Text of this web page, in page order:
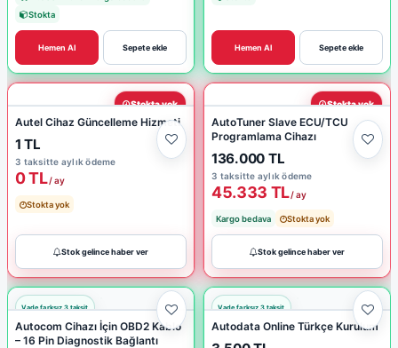
Stokta
Sepete ekle
Hemen Al Sepete ekle
Hemen Al
Stokta yok
Autel Cihaz Güncelleme Hizmeti
1 TL
3 taksitte aylık ödeme
0 TL/ ay
Stokta yok
Stok gelince haber ver
Stokta yok
AutoTuner Slave ECU/TCU
Programlama Cihazı
136.000 TL
3 taksitte aylık ödeme
45.333 TL/ ay
Kargo bedava Stokta yok
Stok gelince haber ver
Autocom Cihazı İçin OBD2 Kablo
– 16 Pin Diagnostik Bağlantı
Autodata Online Türkçe Kurulum